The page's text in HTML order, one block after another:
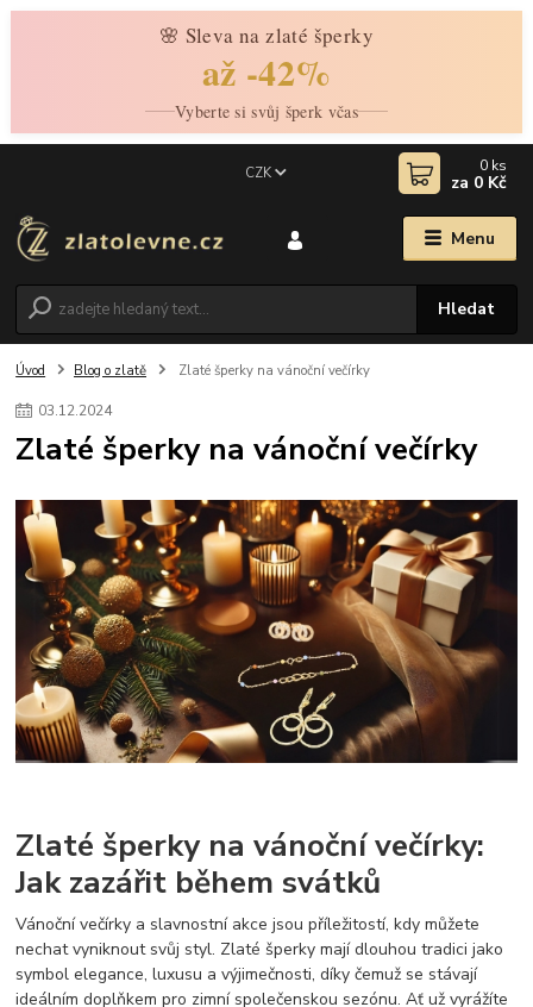
🌸 Sleva na zlaté šperky
až -42%
Vyberte si svůj šperk včas
Menu
CZK
Hledat
0 ks
za 0 Kč
Úvod Blog o zlatě Zlaté šperky na vánoční večírky
03.12.2024
Zlaté šperky na vánoční večírky
Zlaté šperky na vánoční večírky:
Jak zazářit během svátků
Vánoční večírky a slavnostní akce jsou příležitostí, kdy můžete
nechat vyniknout svůj styl. Zlaté šperky mají dlouhou tradici jako
symbol elegance, luxusu a výjimečnosti, díky čemuž se stávají
ideálním doplňkem pro zimní společenskou sezónu. Ať už vyrážíte